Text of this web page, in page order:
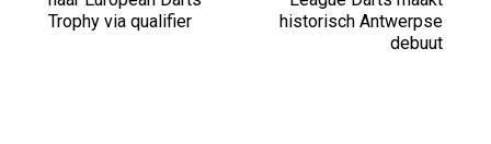
Trophy via qualifier
historisch Antwerpse
debuut